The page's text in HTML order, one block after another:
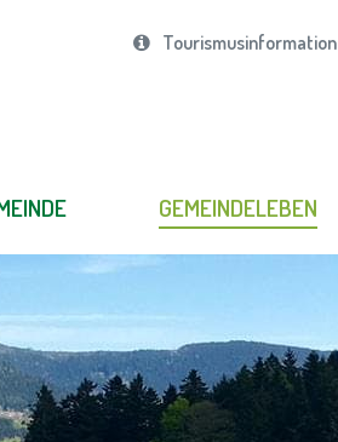
Tourismusinformation
GEMEINDELEBEN